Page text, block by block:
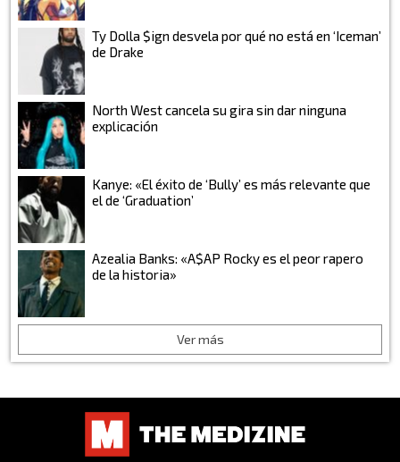
Ty Dolla $ign desvela por qué no está en ‘Iceman’
de Drake
North West cancela su gira sin dar ninguna
explicación
Kanye: «El éxito de ‘Bully’ es más relevante que
el de ‘Graduation’
Azealia Banks: «A$AP Rocky es el peor rapero
de la historia»
Ver más